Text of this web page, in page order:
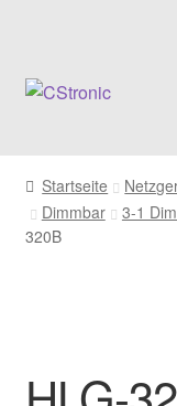
springen
springen
LED Profile
Netzgeräte
Startseite
Dimmbar
3-1
320B